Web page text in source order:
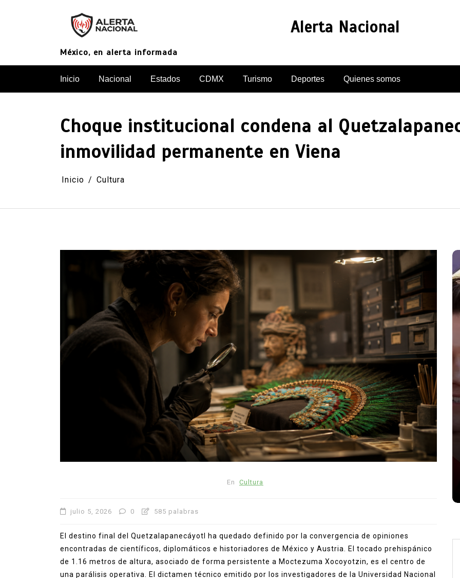
Alerta Nacional
México, en alerta informada
Inicio Nacional Estados CDMX Turismo Deportes Quienes somos
Choque institucional condena al
inmovilidad permanente en Viena
Inicio Cultura
En Cultura
julio 5, 2026 0 585 palabras
El destino final del Quetzalapanecáyotl ha quedado definido por la convergencia de opiniones
encontradas de científicos, diplomáticos e historiadores de México y Austria. El tocado prehispánico
de 1.16 metros de altura, asociado de forma persistente a Moctezuma Xocoyotzin, es el centro de
una parálisis operativa. El dictamen técnico emitido por los investigadores de la Universidad Nacional
En Espectaculos Principal
Zendaya y Tom Holland celebran
su boda en secreto en
Inglaterra
agosto 6, 2026 0 986 palabras
Beaverbrook
boda secreta
boda Zendaya Tom Holland
Spider-Man Brand New Day
Tom Holland esposa
Zendaya boda 2026
Zendaya Tom Holland matrimonio